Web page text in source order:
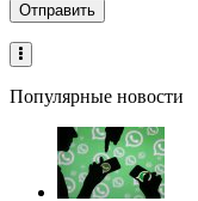
Популярные новости